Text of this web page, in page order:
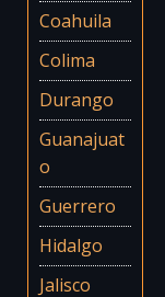
Coahuila
Colima
Durango
Guanajuat
o
Guerrero
Hidalgo
Jalisco